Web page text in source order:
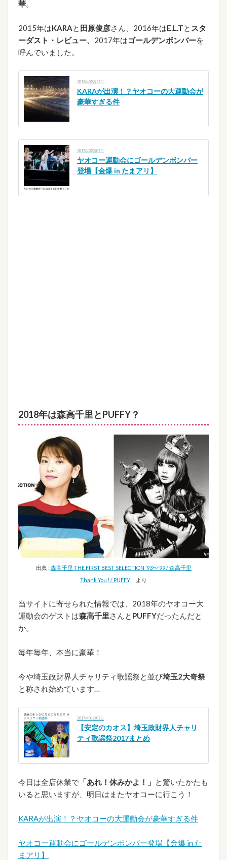
華。
2015年はKARAと 田原俊彦さん、2016年はE.L.Tと スタ
ーダスト・レビュー、 2017年はゴールデンボンバーを
呼んでいました。
2015年02月25日
KARAが出演！？ヤオコーの大運動会が
豪華すぎる件
2017年02月07日
ヤオコー運動会にゴールデンボンバー
登場【金爆 in たまアリ】
2018年は森高千里とPUFFY？
出典 : 森高千里 THE FIRST BEST SELECTION ’93〜’99 / 森高千里
Thank You ! / PUFFY より
当サイトに寄せられた情報では、2018年のヤオコー大
運動会のゲストは森高千里さんと PUFFYだったんだと
か。
毎年毎年、本当に豪華！
今や埼玉政財界人チャリティ歌謡祭と並び埼玉2大奇祭
と称され始めています…
2017年01月02日
【安定のカオス】埼玉政財界人チャリ
ティ歌謡祭2017まとめ
今日は全店休業で 「あれ！休みかよ！」
と驚いたかたも
いると思いますが、明日はまたヤオコーに行こう！
KARAが出演！？ヤオコーの大運動会が豪華すぎる件
ヤオコー運動会にゴールデンボンバー登場【金爆 in た
まアリ】